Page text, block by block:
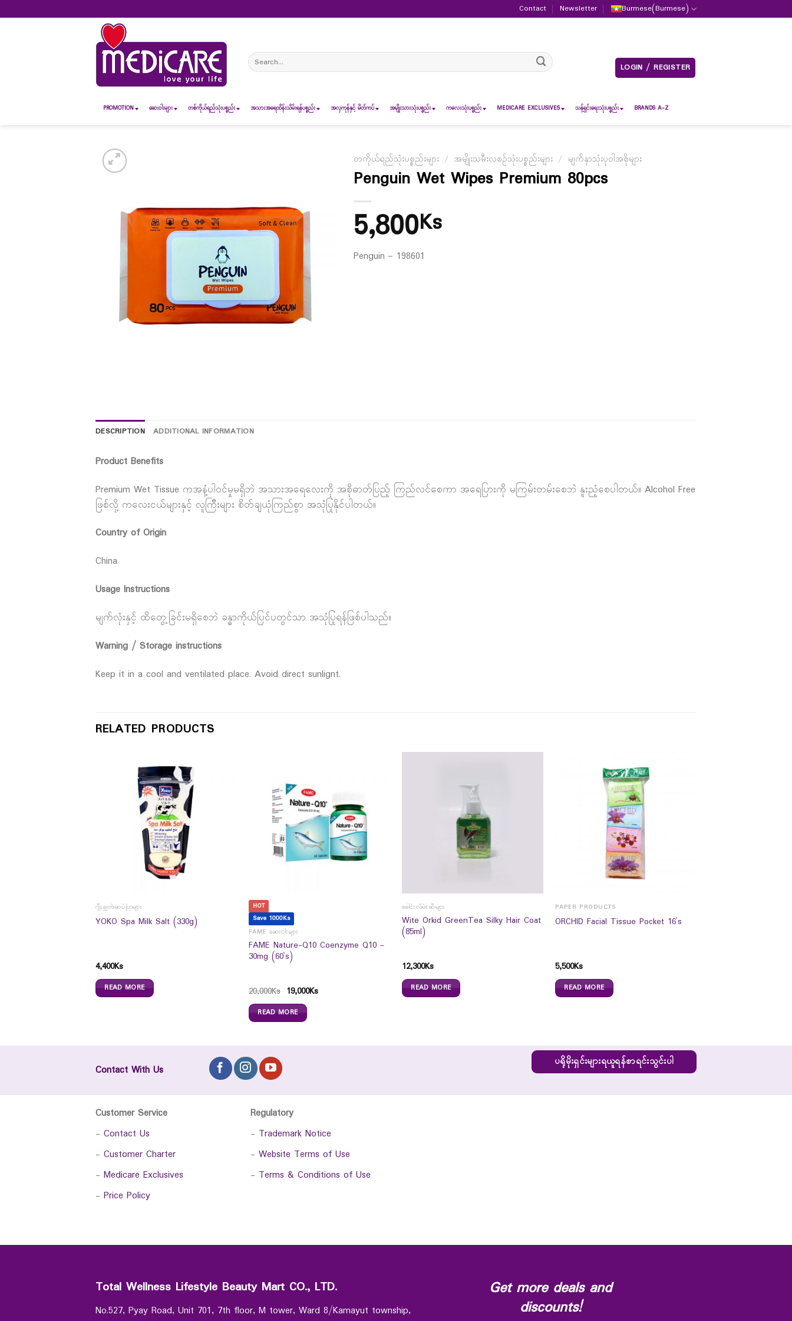
to
Contact Newsletter Burmese(Burmese)
Search
for:
LOGIN / REGISTER
PROMOTION ဆေး၀ါးများ တစ်ကိုယ်ရည်သုံးပစ္စည်း အသားအရေထိန်းသိမ်းရန်ပစ္စည်း အလှကုန်နှင့် မိတ်ကပ် အမျိုးသားသုံးပစ္စည်း ကလေးသုံးပစ္စည်း MEDICARE EXCLUSIVES သန့်ရှင်းရေးသုံးပစ္စည်း BRANDS A-Z
တကိုယ်ရည်သုံးပစ္စည်းများ / အမျိုးသမီးလစဉ်သုံးပစ္စည်းများ / မျက်နှာသုံးပုဝါအစိုများ
Penguin Wet Wipes Premium 80pcs
5,800Ks
Penguin – 198601
DESCRIPTION ADDITIONAL INFORMATION
Product Benefits
Premium Wet Tissue ကအနံ့ပါဝင်မှုမရှိဘဲ အသားအရေလေးကို အစိုဓာတ်ပြည့် ကြည်လင်စေကာ အရေပြားကို မကြမ်းတမ်းစေဘဲ နူးညံ့စေပါတယ်။ Alcohol Free
ဖြစ်လို့ ကလေးငယ်များနှင့် လူကြီးများ စိတ်ချယုံကြည်စွာ အသုံပြုနိုင်ပါတယ်။
Country of Origin
China
Usage Instructions
မျက်လုံးနှင့် ထိတွေ့ခြင်းမရှိစေဘဲ ခန္ဓာကိုယ်ပြင်ပတွင်သာ အသုံပြုရန်ဖြစ်ပါသည်။
Warning / Storage instructions
Keep it in a cool and ventilated place. Avoid direct sunlignt.
RELATED PRODUCTS
ဂျီးချွတ်ဆပ်ပြာများ
YOKO Spa Milk Salt (330g)
4,400Ks
READ MORE
HOT
Save 1000Ks
FAME ဆေးဝါးများ
FAME Nature-Q10 Coenzyme Q10 –
30mg (60`s)
20,000Ks 19,000Ks
READ MORE
ခေါင်းလိမ်းဆီများ
Wite Orkid GreenTea Silky Hair Coat
(85ml)
12,300Ks
READ MORE
PAPER PRODUCTS
ORCHID Facial Tissue Pocket 16`s
5,500Ks
READ MORE
Contact With Us
ပရိုမိုးရှင်းများရယူရန်စာရင်းသွင်းပါ
Customer Service
- Contact Us
- Customer Charter
- Medicare Exclusives
- Price Policy
Regulatory
- Trademark Notice
- Website Terms of Use
- Terms & Conditions of Use
Total Wellness Lifestyle Beauty Mart CO., LTD.
No.527, Pyay Road, Unit 701, 7th floor, M tower, Ward 8/Kamayut township,
Get more deals and
discounts!